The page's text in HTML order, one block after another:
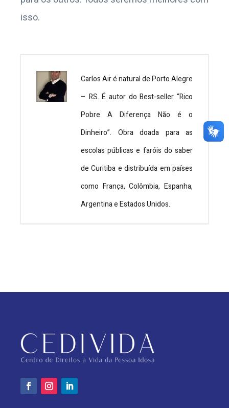
isso.
Carlos Air é natural de Porto Alegre
– RS. É autor do Best-seller “Rico
Pobre A Diferença Não é o
Dinheiro”. Obra doada para as
escolas públicas e faróis do saber
de Curitiba e distribuída em países
como França, Colômbia, Espanha,
Argentina e Estados Unidos.